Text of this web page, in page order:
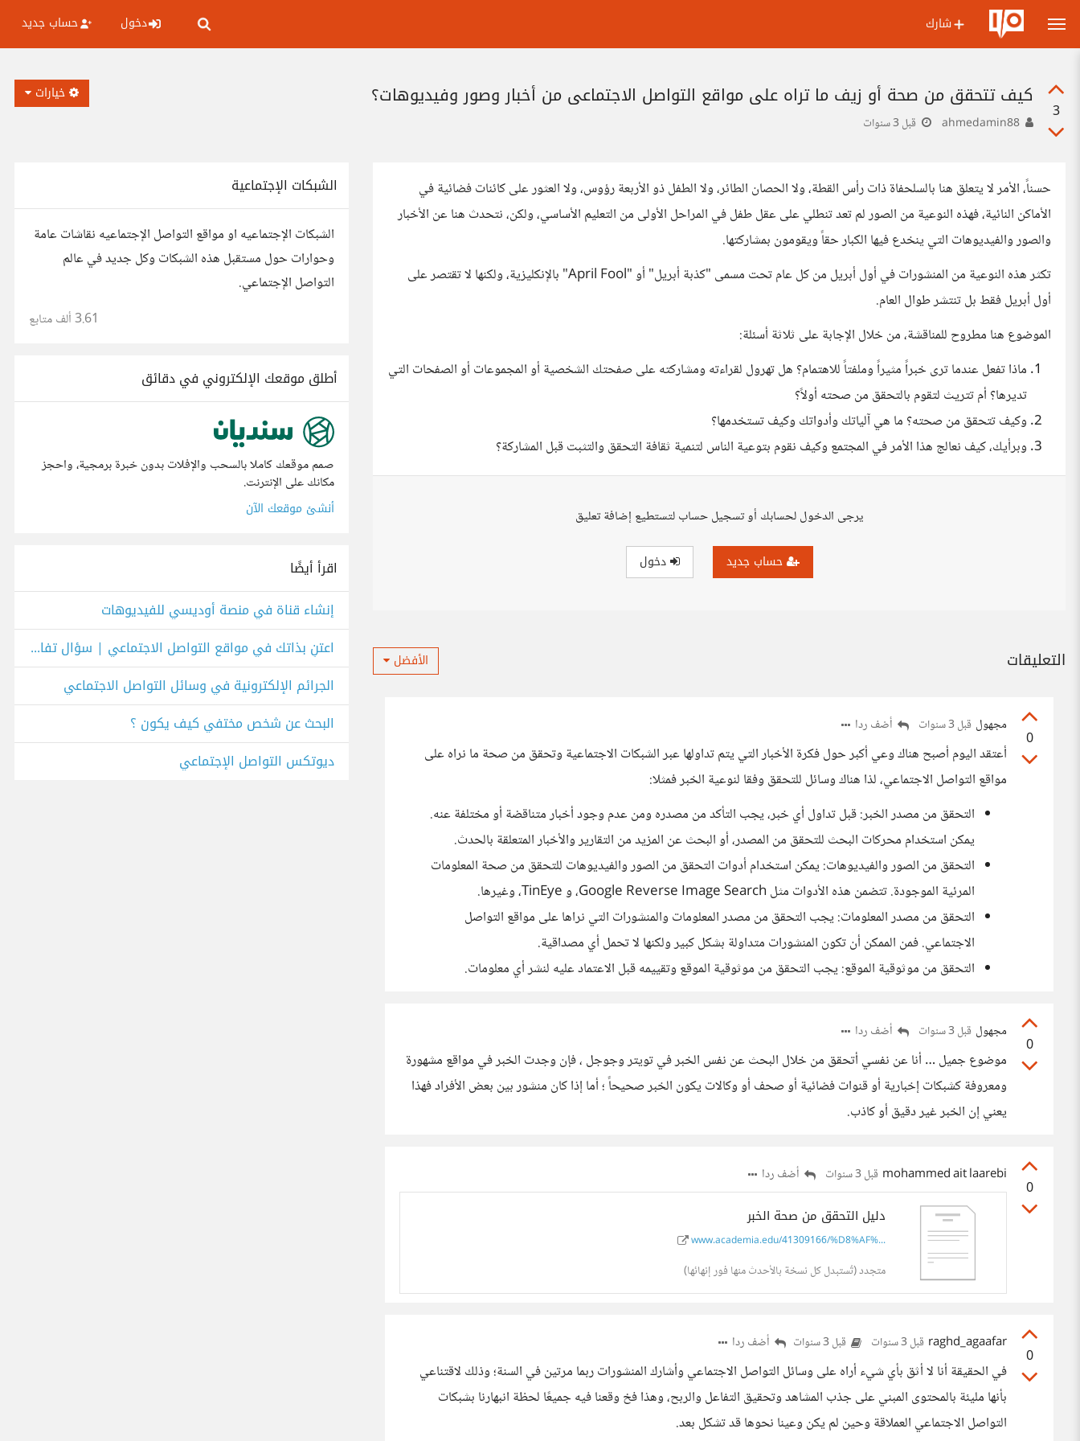
شارك دخول حساب جديد
3
كيف تتحقق من صحة أو زيف ما تراه على مواقع التواصل الاجتماعي من أخبار وصور وفيديوهات؟
قبل 3 سنوات
خيارات
حسناً، الأمر لا يتعلق هنا بالسلحفاة ذات رأس القطة، ولا الحصان الطائر، ولا الطفل ذو الأربعة رؤوس، ولا العثور على كائنات فضائية في
الأماكن النائية، فهذه النوعية من الصور لم تعد تنطلي على عقل طفل في المراحل الأولى من التعليم الأساسي، ولكن، نتحدث هنا عن الأخبار
والصور والفيديوهات التي ينخدع فيها الكبار حقاً ويقومون بمشاركتها.
تكثر هذه النوعية من المنشورات في أول أبريل من كل عام تحت مسمى "كذبة أبريل" أو "April Fool" بالإنكليزية، ولكنها لا تقتصر على
أول أبريل فقط بل تنتشر طوال العام.
الموضوع هنا مطروح للمناقشة، من خلال الإجابة على ثلاثة أسئلة:
ماذا تفعل عندما ترى خبراً مثيراً وملفتاً للاهتمام؟ هل تهرول لقراءته ومشاركته على صفحتك الشخصية أو المجموعات أو الصفحات التي
تديرها؟ أم تتريث لتقوم بالتحقق من صحته أولاً؟
وكيف تتحقق من صحته؟ ما هي آلياتك وأدواتك وكيف تستخدمها؟
وبرأيك، كيف نعالج هذا الأمر في المجتمع وكيف نقوم بتوعية الناس لتنمية ثقافة التحقق والتثبت قبل المشاركة؟
يرجى الدخول لحسابك أو تسجيل حساب لتستطيع إضافة تعليق
حساب جديد دخول
التعليقات الأفضل
0
مجهول قبل 3 سنوات أضف ردا
أعتقد اليوم أصبح هناك وعي أكبر حول فكرة الأخبار التي يتم تداولها عبر الشبكات الاجتماعية وتحقق من صحة ما نراه على
مواقع التواصل الاجتماعي، لذا هناك وسائل للتحقق وفقا لنوعية الخبر فمثلا:
التحقق من مصدر الخبر: قبل تداول أي خبر، يجب التأكد من مصدره ومن عدم وجود أخبار متناقضة أو مختلفة عنه.
يمكن استخدام محركات البحث للتحقق من المصدر، أو البحث عن المزيد من التقارير والأخبار المتعلقة بالحدث.
التحقق من الصور والفيديوهات: يمكن استخدام أدوات التحقق من الصور والفيديوهات للتحقق من صحة المعلومات
المرئية الموجودة. تتضمن هذه الأدوات مثل Google Reverse Image Search، و TinEye، وغيرها.
التحقق من مصدر المعلومات: يجب التحقق من مصدر المعلومات والمنشورات التي نراها على مواقع التواصل
الاجتماعي. فمن الممكن أن تكون المنشورات متداولة بشكل كبير ولكنها لا تحمل أي مصداقية.
التحقق من موثوقية الموقع: يجب التحقق من موثوقية الموقع وتقييمه قبل الاعتماد عليه لنشر أي معلومات.
0
مجهول قبل 3 سنوات أضف ردا
موضوع جميل … أنا عن نفسي أتحقق من خلال البحث عن نفس الخبر في تويتر وجوجل ، فإن وجدت الخبر في مواقع مشهورة
ومعروفة كشبكات إخبارية أو قنوات فضائية أو صحف أو وكالات يكون الخبر صحيحاً ؛ أما إذا كان منشور بين بعض الأفراد فهذا
يعني إن الخبر غير دقيق أو كاذب.
0
mohammed ait laarebi قبل 3 سنوات أضف ردا
دليل التحقق من صحة الخبر
www.academia.edu/41309166/%D8%AF%...
متجدد (تُستبدل كل نسخة بالأحدث منها فور إنهائها)
0
raghd_agaafar قبل 3 سنوات قبل 3 سنوات أضف ردا
في الحقيقة أنا لا أثق بأي شيء أراه على وسائل التواصل الاجتماعي وأشارك المنشورات ربما مرتين في السنة؛ وذلك لاقتناعي
بأنها مليئة بالمحتوى المبني على جذب المشاهد وتحقيق التفاعل والربح، وهذا فخ وقعنا فيه جميعًا لحظة انبهارنا بشبكات
التواصل الاجتماعي العملاقة وحين لم يكن وعينا نحوها قد تشكل بعد.
الشبكات الإجتماعية
الشبكات الإجتماعيه او مواقع التواصل الإجتماعيه نقاشات عامة
وحوارات حول مستقبل هذه الشبكات وكل جديد في عالم
التواصل الإجتماعي.
3.61 ألف متابع
أطلق موقعك الإلكتروني في دقائق
صمم موقعك كاملا بالسحب والإفلات بدون خبرة برمجية، واحجز
مكانك على الإنترنت.
أنشئ موقعك الآن
اقرأ أيضًا
إنشاء قناة في منصة أوديسي للفيديوهات
اعتنِ بذاتك في مواقع التواصل الاجتماعي | سؤال تفاعلي
الجرائم الإلكترونية في وسائل التواصل الاجتماعي
البحث عن شخص مختفي كيف يكون ؟
ديوتكس التواصل الإجتماعي